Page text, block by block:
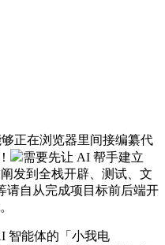
正在浏览器里间接编纂代
需要先让 AI 帮手建立
发到全栈开辟、测试、文
请自从完成项目标前后端开
智能体的「小我电